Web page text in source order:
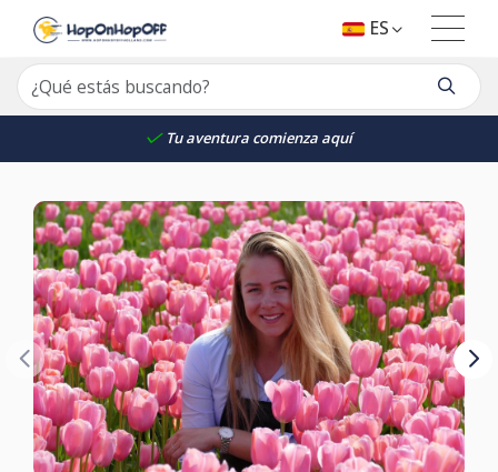
Tu aventura comienza aquí
ES